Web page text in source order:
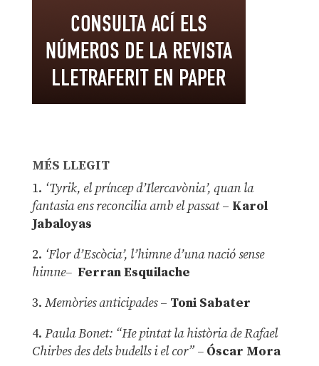
MÉS LLEGIT
1. ‘Tyrik, el príncep d’Ilercavònia’, quan la
fantasia ens reconcilia amb el passat– Karol
Jabaloyas
2. ‘Flor d’Escòcia’, l’himne d’una nació sense
himne– Ferran Esquilache
3. Memòries anticipades– Toni Sabater
4. Paula Bonet: “He pintat la història de Rafael
Chirbes des dels budells i el cor” –Óscar Mora